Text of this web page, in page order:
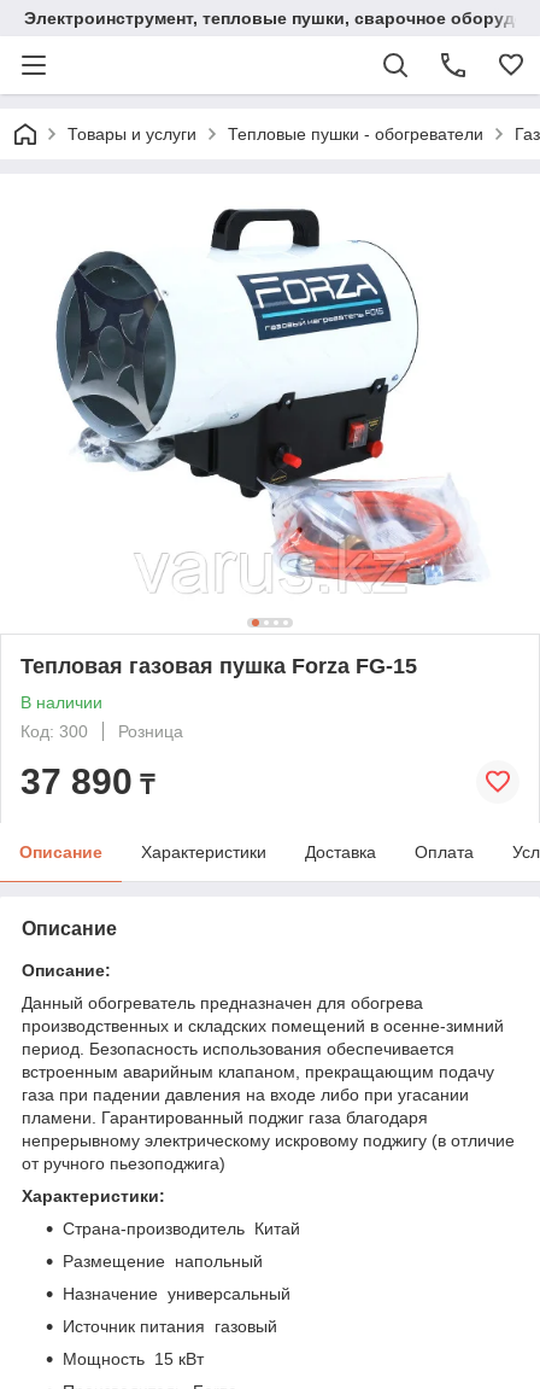
Электроинструмент, тепловые пушки, сварочное
Товары и услуги Тепловые пушки - обогреватели
Тепловая газовая пушка Forza FG-15
В наличии
Код: 300
Розница
37 890 ₸
Описание Характеристики Доставка Оплата
Описание
Описание:
Данный обогреватель предназначен для обогрева
производственных и складских помещений в осенне-зимний
период. Безопасность использования обеспечивается
встроенным аварийным клапаном, прекращающим подачу
газа при падении давления на входе либо при угасании
пламени. Гарантированный поджиг газа благодаря
непрерывному электрическому искровому поджигу (в отличие
от ручного пьезоподжига)
Характеристики:
Страна-производитель Китай
Размещение напольный
Назначение универсальный
Источник питания газовый
Мощность 15 кВт